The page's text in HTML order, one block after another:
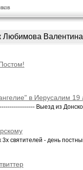
Любимова Валентина
в Иерусалим 19
Выезд из
святителей - день